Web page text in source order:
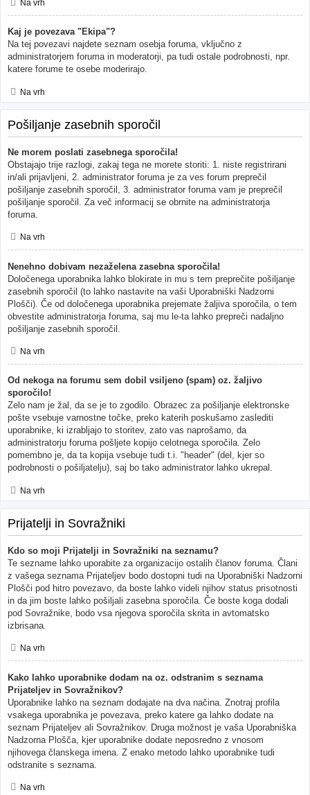
Na vrh
Kaj je povezava "Ekipa"?
Na tej povezavi najdete seznam osebja foruma, vključno z
administratorjem foruma in moderatorji, pa tudi ostale podrobnosti, npr.
katere forume te osebe moderirajo.
Na vrh
Pošiljanje zasebnih sporočil
Ne morem poslati zasebnega sporočila!
Obstajajo trije razlogi, zakaj tega ne morete storiti: 1. niste registrirani
in/ali prijavljeni, 2. administrator foruma je za ves forum preprečil
pošiljanje zasebnih sporočil, 3. administrator foruma vam je preprečil
pošiljanje sporočil. Za več informacij se obrnite na administratorja
foruma.
Na vrh
Nenehno dobivam nezaželena zasebna sporočila!
Določenega uporabnika lahko blokirate in mu s tem preprečite pošiljanje
zasebnih sporočil (to lahko nastavite na vaši Uporabniški Nadzorni
Plošči). Če od določenega uporabnika prejemate žaljiva sporočila, o tem
obvestite administratorja foruma, saj mu le-ta lahko prepreči nadaljno
pošiljanje zasebnih sporočil.
Na vrh
Od nekoga na forumu sem dobil vsiljeno (spam) oz. žaljivo
sporočilo!
Zelo nam je žal, da se je to zgodilo. Obrazec za pošiljanje elektronske
pošte vsebuje varnostne točke, preko katerih poskušamo zaslediti
uporabnike, ki izrabljajo to storitev, zato vas naprošamo, da
administratorju foruma pošljete kopijo celotnega sporočila. Zelo
pomembno je, da ta kopija vsebuje tudi t.i. "header" (del, kjer so
podrobnosti o pošiljatelju), saj bo tako administrator lahko ukrepal.
Na vrh
Prijatelji in Sovražniki
Kdo so moji Prijatelji in Sovražniki na seznamu?
Te sezname lahko uporabite za organizacijo ostalih članov foruma. Člani
z vašega seznama Prijateljev bodo dostopni tudi na Uporabniški Nadzorni
Plošči pod hitro povezavo, da boste lahko videli njihov status prisotnosti
in da jim boste lahko pošiljali zasebna sporočila. Če boste koga dodali
pod Sovražnike, bodo vsa njegova sporočila skrita in avtomatsko
izbrisana.
Na vrh
Kako lahko uporabnike dodam na oz. odstranim s seznama
Prijateljev in Sovražnikov?
Uporabnike lahko na seznam dodajate na dva načina. Znotraj profila
vsakega uporabnika je povezava, preko katere ga lahko dodate na
seznam Prijateljev ali Sovražnikov. Druga možnost je vaša Uporabniška
Nadzorna Plošča, kjer uporabnike dodate neposredno z vnosom
njihovega članskega imena. Z enako metodo lahko uporabnike tudi
odstranite s seznama.
Na vrh